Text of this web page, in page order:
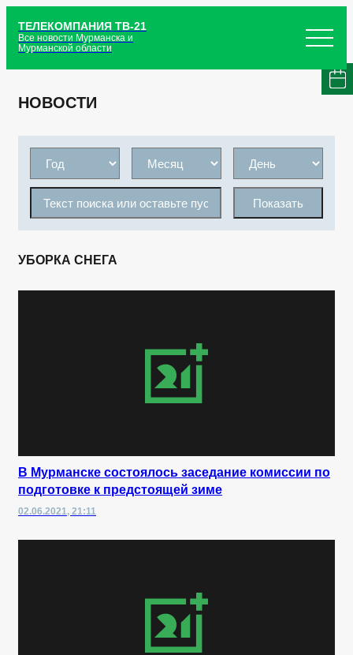
ТЕЛЕКОМПАНИЯ ТВ-21
Все новости Мурманска и
Мурманской области
НОВОСТИ
Показать
УБОРКА СНЕГА
В Мурманске состоялось заседание комиссии по
подготовке к предстоящей зиме
02.06.2021, 21:11